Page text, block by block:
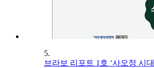
5.
브라보 리포트 1호 ‘사오정 시